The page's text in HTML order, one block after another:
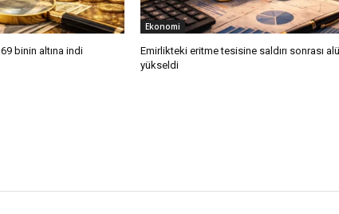
binin altına indi
Ekonomi
Emirlikteki eritme tesisine saldırı sonrası
yükseldi